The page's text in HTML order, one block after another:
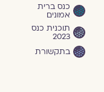
כנס ברית
אמונים
תוכנית כנס
2023
בתקשורת